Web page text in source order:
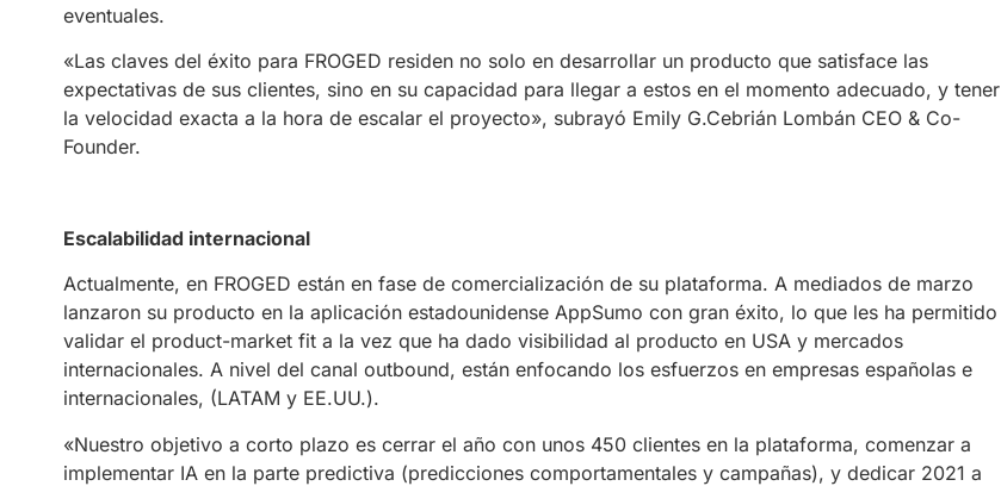
eventuales.
«Las claves del éxito para FROGED residen no solo en desarrollar un producto que satisface las
expectativas de sus clientes, sino en su capacidad para llegar a estos en el momento adecuado, y tener
la velocidad exacta a la hora de escalar el proyecto», subrayó Emily G.Cebrián Lombán CEO & Co-
Founder.
Escalabilidad internacional
Actualmente, en FROGED están en fase de comercialización de su plataforma. A mediados de marzo
lanzaron su producto en la aplicación estadounidense AppSumo con gran éxito, lo que les ha permitido
validar el product-market fit a la vez que ha dado visibilidad al producto en USA y mercados
internacionales. A nivel del canal outbound, están enfocando los esfuerzos en empresas españolas e
internacionales, (LATAM y EE.UU.).
«Nuestro objetivo a corto plazo es cerrar el año con unos 450 clientes en la plataforma, comenzar a
implementar IA en la parte predictiva (predicciones comportamentales y campañas), y dedicar 2021 a